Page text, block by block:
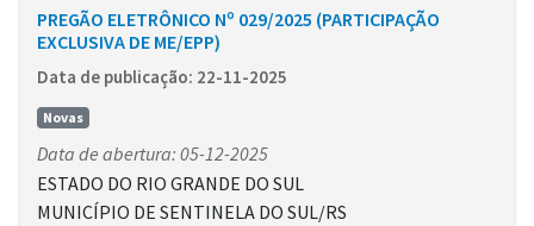
PREGÃO ELETRÔNICO Nº 029/2025 (PARTICIPAÇÃO
EXCLUSIVA DE ME/EPP)
Data de publicação: 22-11-2025
Novas
Data de abertura: 05-12-2025
ESTADO DO RIO GRANDE DO SUL
MUNICÍPIO DE SENTINELA DO SUL/RS